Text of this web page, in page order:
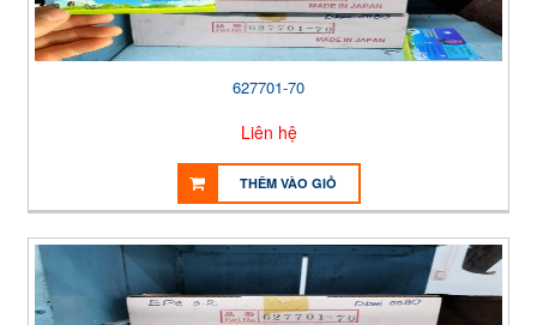
627701-70
Liên hệ
THÊM VÀO GIỎ